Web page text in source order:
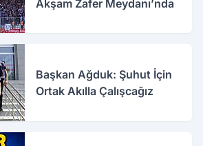
Akşam Zafer Meydanı’nda
Başkan Ağduk: Şuhut İçin
Ortak Akılla Çalışcağız